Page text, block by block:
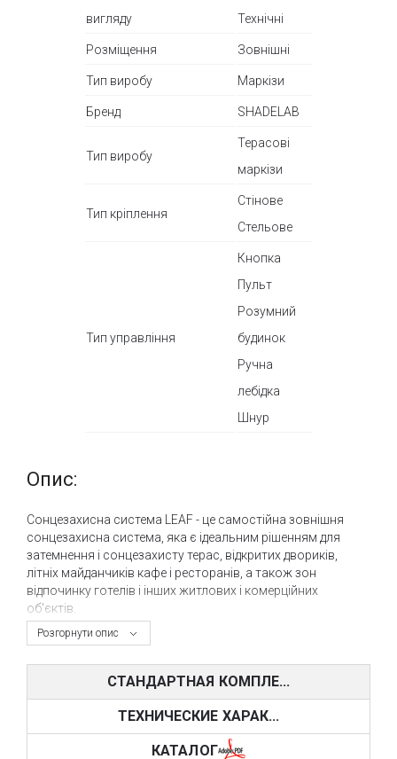
вигляду
Технічні
Розміщення Зовнішні
Тип виробу Маркізи
Бренд SHADELAB
Тип виробу
Терасові
маркізи
Тип кріплення
Стінове
Стельове
Тип управління
Кнопка
Пульт
Розумний
будинок
Ручна
лебідка
Шнур
Розгорнути опис
Опис:
Сонцезахисна система LEAF - це самостійна зовнішня
сонцезахисна система, яка є ідеальним рішенням для
затемнення і сонцезахисту терас, відкритих двориків,
літніх майданчиків кафе і ресторанів, а також зон
відпочинку готелів і інших житлових і комерційних
об'єктів.
Горизонтальна система
установки і розмірів, адже конструкція LEAF дозволяє
використовувати її як самостійною, окремо стоїть
сонцезахисну систему, а також приєднуватися її до
ІНТСРУМЕНТ зовнішньої сонцезахисту , такі як вуличні
СТАНДАРТНАЯ КОМПЛЕ...
ТЕХНИЧЕСКИЕ ХАРАК...
КАТАЛОГ